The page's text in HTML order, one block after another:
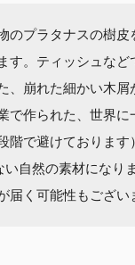
プラタナスの樹
す。ティッシュな
、崩れた細かい木
で作られた、世界
で避けております
自然の素材になり
く可能性もござい